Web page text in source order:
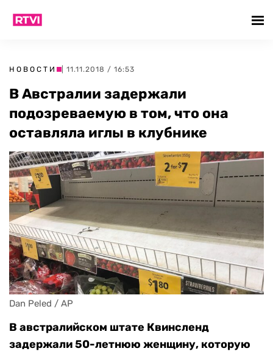
НОВОСТИ | 11.11.2018 / 16:53
В Австралии задержали
подозреваемую в том, что она
оставляла иглы в клубнике
Dan Peled / AP
В австралийском штате Квинсленд
задержали 50-летнюю женщину, которую